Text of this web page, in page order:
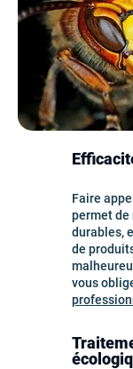
Faire
permet de
durables,
de
vous